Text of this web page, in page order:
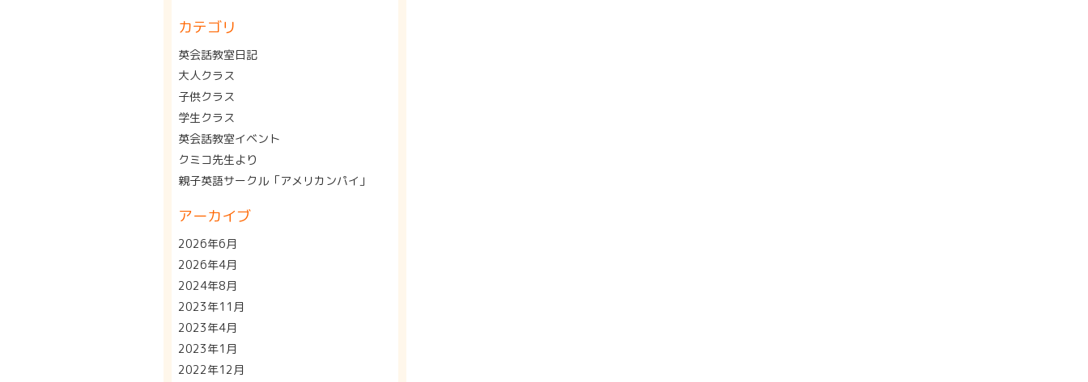
カテゴリ
英会話教室日記
大人クラス
子供クラス
学生クラス
英会話教室イベント
クミコ先生より
親子英語サークル「アメリカンパイ」
アーカイブ
2026年6月
2026年4月
2024年8月
2023年11月
2023年4月
2023年1月
2022年12月